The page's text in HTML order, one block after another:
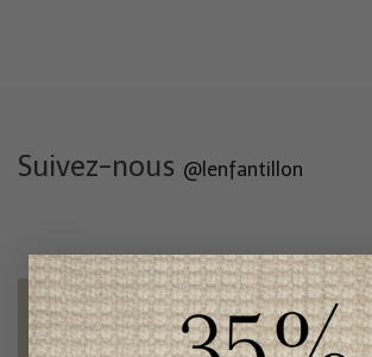
Suivez-nous @lenfantillon
Livraison gratuite
sur toute commande de 100 $ et plus